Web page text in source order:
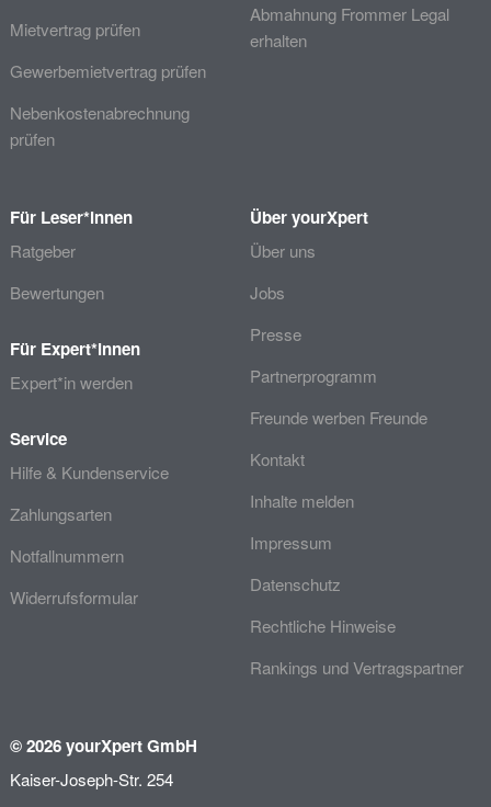
Mietvertrag prüfen
Gewerbemietvertrag prüfen
Nebenkostenabrechnung
prüfen
Abmahnung Frommer Legal
erhalten
Für Leser*innen
Ratgeber
Bewertungen
Für Expert*innen
Expert*in werden
Service
Hilfe & Kundenservice
Zahlungsarten
Notfallnummern
Widerrufsformular
Über yourXpert
Über uns
Jobs
Presse
Partnerprogramm
Freunde werben Freunde
Kontakt
Inhalte melden
Impressum
Datenschutz
Rechtliche Hinweise
Rankings und Vertragspartner
© 2026 yourXpert GmbH
Kaiser-Joseph-Str. 254